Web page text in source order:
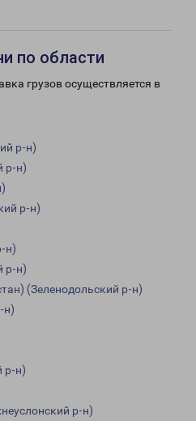
по области
грузов осуществляется в
р-н)
р-н)
р-н)
н)
р-н)
(Зеленодольский р-н)
н)
р-н)
р-н)